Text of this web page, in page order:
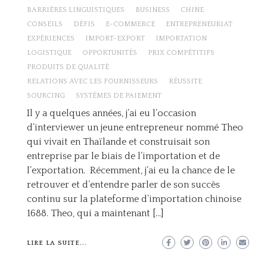
BARRIÈRES LINGUISTIQUES
BUSINESS
CHINE
CONSEILS
DÉFIS E-COMMERCE
ENTREPRENEURIAT
EXPÉRIENCES
IMPORT-EXPORT
IMPORTATION
LOGISTIQUE
OPPORTUNITÉS
PRIX COMPÉTITIFS
PRODUITS DE QUALITÉ
RELATIONS AVEC LES FOURNISSEURS
RÉUSSITE
SOURCING
SYSTÈMES DE PAIEMENT
Il y a quelques années, j’ai eu l’occasion
d’interviewer un jeune entrepreneur nommé Theo
qui vivait en Thaïlande et construisait son
entreprise par le biais de l’importation et de
l’exportation. Récemment, j’ai eu la chance de le
retrouver et d’entendre parler de son succès
continu sur la plateforme d’importation chinoise
1688. Theo, qui a maintenant […]
LIRE LA SUITE...